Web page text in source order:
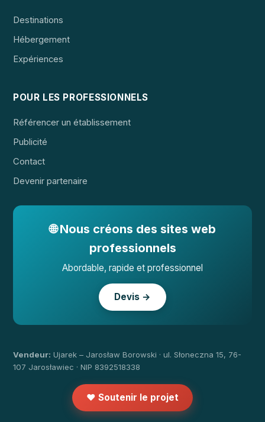
Destinations
Hébergement
Expériences
POUR LES PROFESSIONNELS
Référencer un établissement
Publicité
Contact
Devenir partenaire
🌐 Nous créons des sites web
professionnels
Abordable, rapide et professionnel
Devis →
Vendeur: Ujarek – Jarosław Borowski · ul. Słoneczna 15, 76-
107 Jarosławiec · NIP 8392518338
❤️ Soutenir le projet